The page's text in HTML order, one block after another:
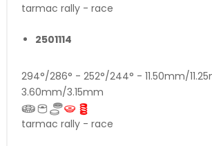
tarmac rally - race
2501114
294°/286° - 252°/244° - 11.50mm/
3.60mm/3.15mm
tarmac rally - race